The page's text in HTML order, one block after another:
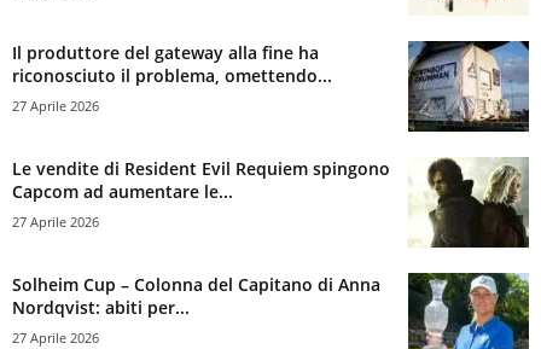
Il produttore del gateway alla fine ha
riconosciuto il problema, omettendo...
27 Aprile 2026
Le vendite di Resident Evil Requiem spingono
Capcom ad aumentare le...
27 Aprile 2026
Solheim Cup – Colonna del Capitano di Anna
Nordqvist: abiti per...
27 Aprile 2026